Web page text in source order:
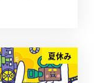
夏休み